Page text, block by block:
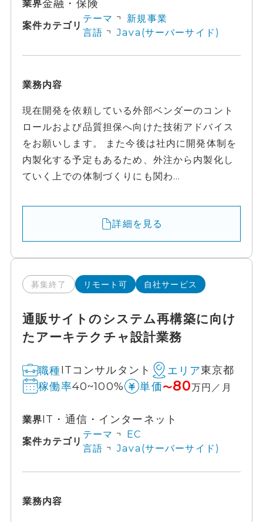
業界金融・保険
案件カテゴリ
テーマ
新規事業
言語
Java(サーバーサイド)
業務内容
現在開発を依頼している外部ベンダーのコント
ロールおよび品質担保へ向けた技術アドバイス
をお願いします。 また今後は社内に開発体制を
内製化する予定もあるため、外注から内製化し
ていく上での体制づくりにも関わ...
詳細を見る
募集終了 リモート可 自社サービス
通販サイトのシステム再構築に向け
たアーキテクチャ設計業務
職種ITコンサルタント エリア東京都
稼働率40~100% 単価〜80万円／月
業界IT・通信・インターネット
案件カテゴリ
テーマ
EC
言語
Java(サーバーサイド)
業務内容